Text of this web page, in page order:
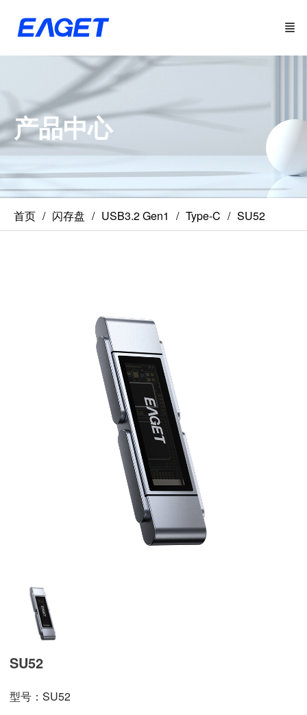
产品中心
首页 闪存盘 USB3.2 Gen1 Type-C SU52
SU52
型号：SU52